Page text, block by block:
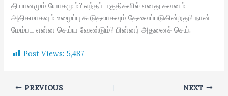
தியானமும் யோகமும்? எந்தப் பகுதிகளில் எனது கவனம்
அதிகமாகவும் உழைப்பு கூடுதலாகவும் தேவைப்படுகின்றது? நான்
மேம்பட என்ன செய்ய வேண்டும்? பின்னர் அதனைச் செய்.
Post Views: 5,487
PREVIOUS NEXT